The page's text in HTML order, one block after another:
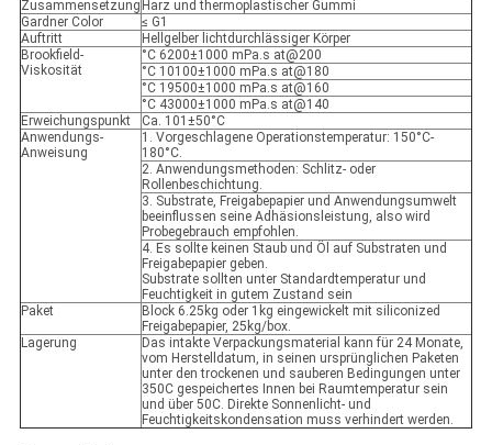
Zusammensetzung Harz und thermoplastischer Gummi
Gardner Color
≤ G1
Auftritt
Hellgelber lichtdurchlässiger Körper
Brookfield-
Viskosität
°C 6200±1000 mPa.s at@200
°C 10100±1000 mPa.s at@180
°C 19500±1000 mPa.s at@160
°C 43000±1000 mPa.s at@140
Erweichungspunkt
Ca. 101±50°C
Anwendungs-
Anweisung
1. Vorgeschlagene Operationstemperatur: 150°C-
180°C.
2. Anwendungsmethoden: Schlitz- oder
Rollenbeschichtung.
3. Substrate, Freigabepapier und Anwendungsumwelt
beeinflussen seine Adhäsionsleistung, also wird
Probegebrauch empfohlen.
4. Es sollte keinen Staub und Öl auf Substraten und
Freigabepapier geben.
Substrate sollten unter Standardtemperatur und
Feuchtigkeit in gutem Zustand sein
Paket
Block 6.25kg oder 1kg eingewickelt mit siliconized
Freigabepapier, 25kg/box.
Lagerung
Das intakte Verpackungsmaterial kann für 24 Monate,
vom Herstelldatum, in seinen ursprünglichen Paketen
unter den trockenen und sauberen Bedingungen unter
350C gespeichertes Innen bei Raumtemperatur sein
und über 50C. Direkte Sonnenlicht- und
Feuchtigkeitskondensation muss verhindert werden.